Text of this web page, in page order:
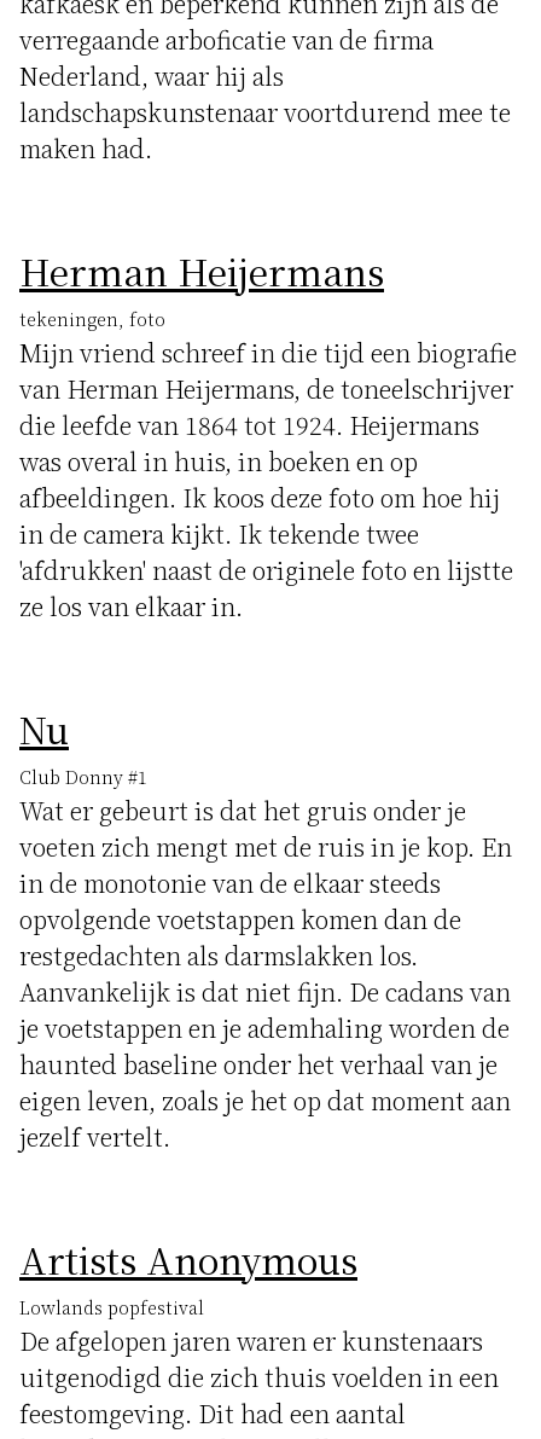
verregaande arboficatie van de firma
Nederland, waar hij als
landschapskunstenaar voortdurend mee te
maken had.
Herman Heijermans
tekeningen, foto
Mijn vriend schreef in die tijd een biografie
van Herman Heijermans, de toneelschrijver
die leefde van 1864 tot 1924. Heijermans
was overal in huis, in boeken en op
afbeeldingen. Ik koos deze foto om hoe hij
in de camera kijkt. Ik tekende twee
'afdrukken' naast de originele foto en lijstte
ze los van elkaar in.
Nu
Club Donny #1
Wat er gebeurt is dat het gruis onder je
voeten zich mengt met de ruis in je kop. En
in de monotonie van de elkaar steeds
opvolgende voetstappen komen dan de
restgedachten als darmslakken los.
Aanvankelijk is dat niet fijn. De cadans van
je voetstappen en je ademhaling worden de
haunted baseline onder het verhaal van je
eigen leven, zoals je het op dat moment aan
jezelf vertelt.
Artists Anonymous
Lowlands popfestival
De afgelopen jaren waren er kunstenaars
uitgenodigd die zich thuis voelden in een
feestomgeving. Dit had een aantal